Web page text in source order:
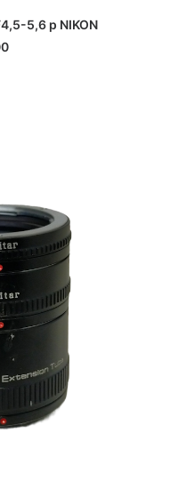
p OLYMPUS